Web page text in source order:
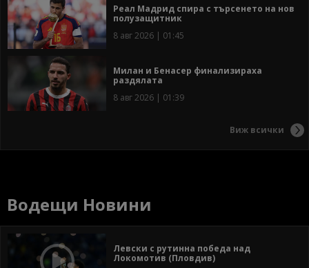
Реал Мадрид спира с търсенето на нов
полузащитник
8 авг 2026 | 01:45
Милан и Бенасер финализираха
раздялата
8 авг 2026 | 01:39
Виж всички
Водещи Новини
Левски с рутинна победа над
Локомотив (Пловдив)